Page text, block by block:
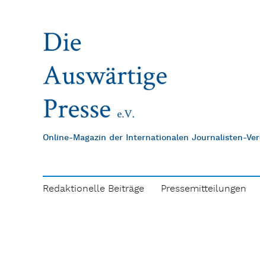
Online-Magazin der Internationalen Journalisten-
Redaktionelle Beiträge Pressemitteilungen